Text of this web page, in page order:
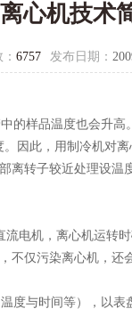
心机技术
6757 发布日期：
样品温度也会升
因此，用制冷机对
转子较近处理设温
电机，离心机运转
仅污染离心机，还
与时间等），以